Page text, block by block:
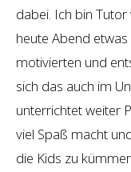
dabei. Ich bin
heute Abend
motivierten und
sich das auch im
unterrichtet weiter
viel Spaß macht
die Kids zu